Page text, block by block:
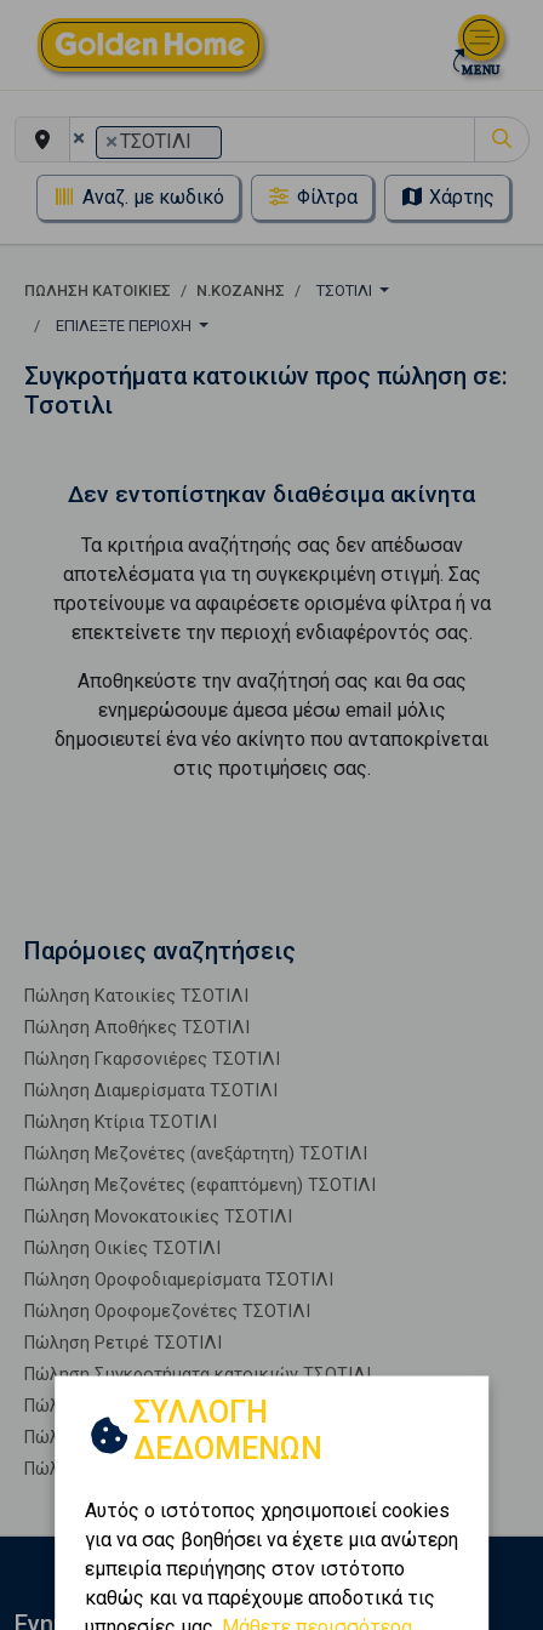
× ×ΤΣΟΤΙΛΙ
Αναζ. με κωδικό Φίλτρα Χάρτης
ΠΏΛΗΣΗ ΚΑΤΟΙΚΊΕΣ Ν.ΚΟΖΑΝΗΣ
ΤΣΟΤΙΛΙ
ΕΠΙΛΈΞΤΕ ΠΕΡΙΟΧΉ
Συγκροτήματα κατοικιών προς πώληση σε:
Τσοτιλι
Δεν εντοπίστηκαν διαθέσιμα ακίνητα
Τα κριτήρια αναζήτησής σας δεν απέδωσαν
αποτελέσματα για τη συγκεκριμένη στιγμή. Σας
προτείνουμε να αφαιρέσετε ορισμένα φίλτρα ή να
επεκτείνετε την περιοχή ενδιαφέροντός σας.
Αποθηκεύστε την αναζήτησή σας και θα σας
ενημερώσουμε άμεσα μέσω email μόλις
δημοσιευτεί ένα νέο ακίνητο που ανταποκρίνεται
στις προτιμήσεις σας.
Παρόμοιες αναζητήσεις
Πώληση Κατοικίες ΤΣΟΤΙΛΙ
Πώληση Αποθήκες ΤΣΟΤΙΛΙ
Πώληση Γκαρσονιέρες ΤΣΟΤΙΛΙ
Πώληση Διαμερίσματα ΤΣΟΤΙΛΙ
Πώληση Κτίρια ΤΣΟΤΙΛΙ
Πώληση Μεζονέτες (ανεξάρτητη) ΤΣΟΤΙΛΙ
Πώληση Μεζονέτες (εφαπτόμενη) ΤΣΟΤΙΛΙ
Πώληση Μονοκατοικίες ΤΣΟΤΙΛΙ
Πώληση Οικίες ΤΣΟΤΙΛΙ
Πώληση Οροφοδιαμερίσματα ΤΣΟΤΙΛΙ
Πώληση Οροφομεζονέτες ΤΣΟΤΙΛΙ
Πώληση Ρετιρέ ΤΣΟΤΙΛΙ
Πώληση Συγκροτήματα κατοικιών ΤΣΟΤΙΛΙ
Πώληση Υπόγεια ΤΣΟΤΙΛΙ
Πώληση Υπόσκαφα ΤΣΟΤΙΛΙ
Πώληση Υπολ. υψουν ΤΣΟΤΙΛΙ
ΣΥΛΛΟΓΗ
ΔΕΔΟΜΕΝΩΝ
Αυτός ο ιστότοπος χρησιμοποιεί cookies
για να σας βοηθήσει να έχετε μια ανώτερη
εμπειρία περιήγησης στον ιστότοπο
καθώς και να παρέχουμε αποδοτικά τις
Ενημερωθείτε